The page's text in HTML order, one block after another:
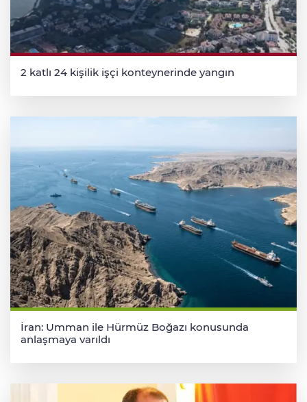
2 katlı 24 kişilik işçi konteynerinde yangın
İran: Umman ile Hürmüz Boğazı konusunda
anlaşmaya varıldı